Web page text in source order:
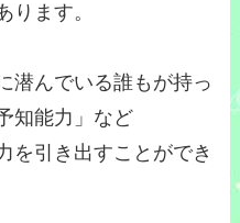
ります。
潜んでいる誰もが持っ
知能力」など
引き出すことができ